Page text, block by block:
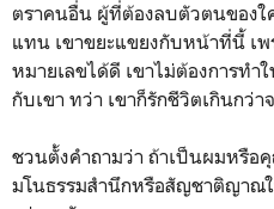
ตราคนอื่น ผู้ที่ต้องลบตัวตนของใ
แทน เขาขยะแขยงกับหน้าที่นี้ เพ
หมายเลขได้ดี เขาไม่ต้องการทำ
กับเขา ทว่า เขาก็รักชีวิตเกินกว่า
ชวนตั้งคำถามว่า ถ้าเป็นผมหรือ
มโนธรรมสำนึกหรือสัญชาติญาณใ